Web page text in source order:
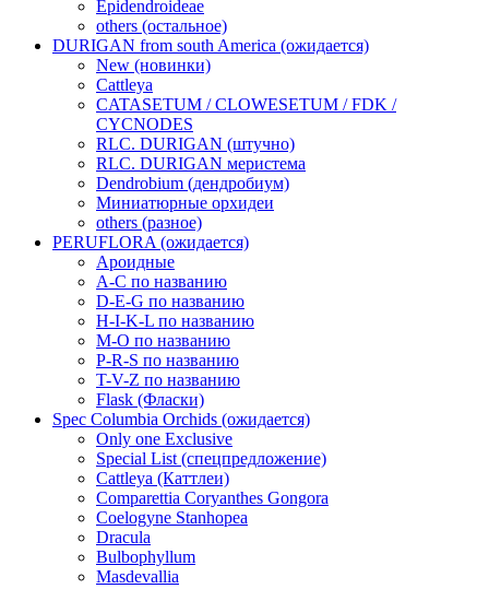
Epidendroideae
others (остальное)
DURIGAN from south America (ожидается)
New (новинки)
Cattleya
CATASETUM / CLOWESETUM / FDK /
CYCNODES
RLC. DURIGAN (штучно)
RLC. DURIGAN меристема
Dendrobium (дендробиум)
Миниатюрные орхидеи
others (разное)
PERUFLORA (ожидается)
Ароидные
A-C по названию
D-E-G по названию
H-I-K-L по названию
M-O по названию
P-R-S по названию
T-V-Z по названию
Flask (Фласки)
Spec Columbia Orchids (ожидается)
Only one Exclusive
Special List (спецпредложение)
Cattleya (Каттлеи)
Comparettia Coryanthes Gongora
Coelogyne Stanhopea
Dracula
Bulbophyllum
Masdevallia